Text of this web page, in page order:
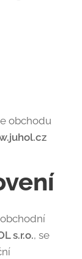
obchodu
s.r.o., se